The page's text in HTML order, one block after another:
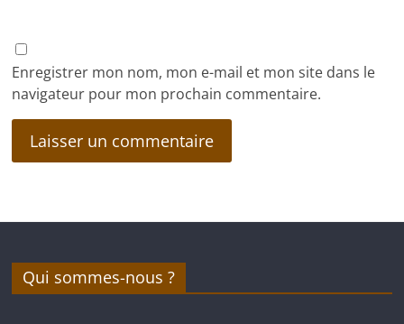
Enregistrer mon nom, mon e-mail et mon site dans le
navigateur pour mon prochain commentaire.
Qui sommes-nous ?